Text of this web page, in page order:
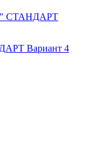
Вариант 4